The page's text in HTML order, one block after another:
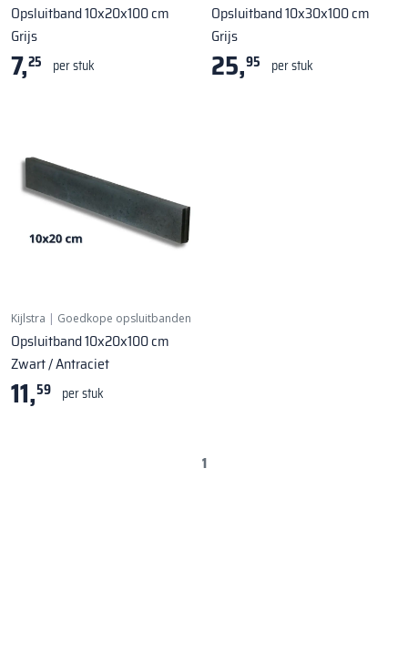
Opsluitband 10x20x100 cm
Grijs
7,25 per stuk
Opsluitband 10x30x100 cm
Grijs
25,95 per stuk
Kijlstra | Goedkope opsluitbanden
Opsluitband 10x20x100 cm
Zwart / Antraciet
11,59 per stuk
1